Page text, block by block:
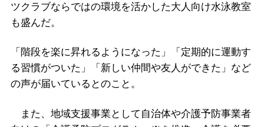
ツクラブならではの環境を活かした大人向け水泳教室
も盛んだ。
「階段を楽に昇れるようになった」「定期的に運動す
る習慣がついた」「新しい仲間や友人ができた」など
の声が届いているとのこと。
また、地域支援事業として自治体や介護予防事業者